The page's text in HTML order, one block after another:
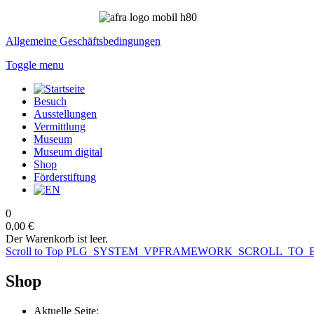
Allgemeine Geschäftsbedingungen
Toggle menu
Besuch
Ausstellungen
Vermittlung
Museum
Museum digital
Shop
Förderstiftung
0
0,00 €
Der Warenkorb ist leer.
Scroll to Top
Shop
Aktuelle Seite: